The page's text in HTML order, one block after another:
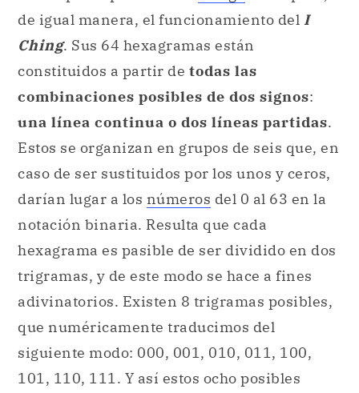
de igual manera, el funcionamiento del I
Ching. Sus 64 hexagramas están
constituidos a partir de todas las
combinaciones posibles de dos signos:
una línea continua o dos líneas partidas.
Estos se organizan en grupos de seis que, en
caso de ser sustituidos por los unos y ceros,
darían lugar a los números del 0 al 63 en la
notación binaria. Resulta que cada
hexagrama es pasible de ser dividido en dos
trigramas, y de este modo se hace a fines
adivinatorios. Existen 8 trigramas posibles,
que numéricamente traducimos del
siguiente modo: 000, 001, 010, 011, 100,
101, 110, 111. Y así estos ocho posibles